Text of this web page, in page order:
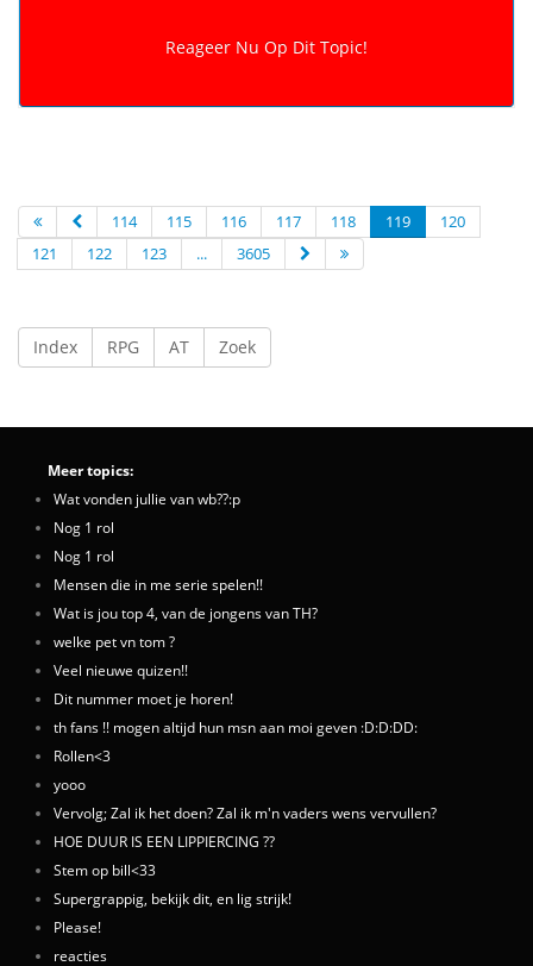
114 115 116 117 118 119
120
121
122 123 ... 3605
Index RPG AT Zoek
Meer topics:
Wat vonden jullie van wb??:p
Nog 1 rol
Nog 1 rol
Mensen die in me serie spelen!!
Wat is jou top 4, van de jongens van TH?
welke pet vn tom ?
Veel nieuwe quizen!!
Dit nummer moet je horen!
th fans !! mogen altijd hun msn aan moi geven :D:D:DD:
Rollen<3
yooo
Vervolg; Zal ik het doen? Zal ik m'n vaders wens vervullen?
HOE DUUR IS EEN LIPPIERCING ??
Stem op bill<33
Supergrappig, bekijk dit, en lig strijk!
Please!
reacties